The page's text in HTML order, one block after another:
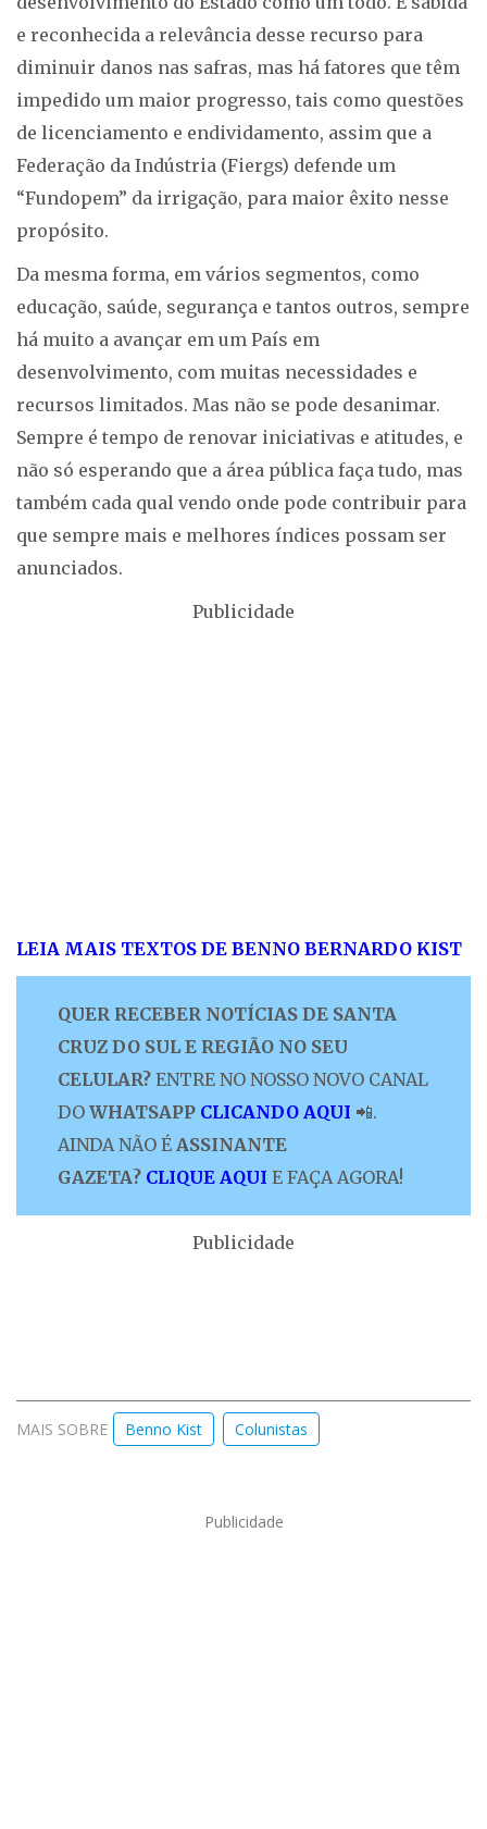
e reconhecida a relevância desse recurso para
diminuir danos nas safras, mas há fatores que têm
impedido um maior progresso, tais como questões
de licenciamento e endividamento, assim que a
Federação da Indústria (Fiergs) defende um
“Fundopem” da irrigação, para maior êxito nesse
propósito.
Da mesma forma, em vários segmentos, como
educação, saúde, segurança e tantos outros, sempre
há muito a avançar em um País em
desenvolvimento, com muitas necessidades e
recursos limitados. Mas não se pode desanimar.
Sempre é tempo de renovar iniciativas e atitudes, e
não só esperando que a área pública faça tudo, mas
também cada qual vendo onde pode contribuir para
que sempre mais e melhores índices possam ser
anunciados.
Publicidade
LEIA MAIS TEXTOS DE BENNO BERNARDO KIST
QUER RECEBER NOTÍCIAS DE SANTA
CRUZ DO SUL E REGIÃO NO SEU
CELULAR? ENTRE NO NOSSO NOVO CANAL
DO WHATSAPP CLICANDO AQUI 📲.
AINDA NÃO É ASSINANTE
GAZETA? CLIQUE AQUI E FAÇA AGORA!
Publicidade
MAIS SOBRE Benno Kist Colunistas
Publicidade